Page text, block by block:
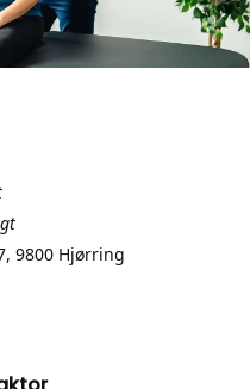
9800 Hjørring